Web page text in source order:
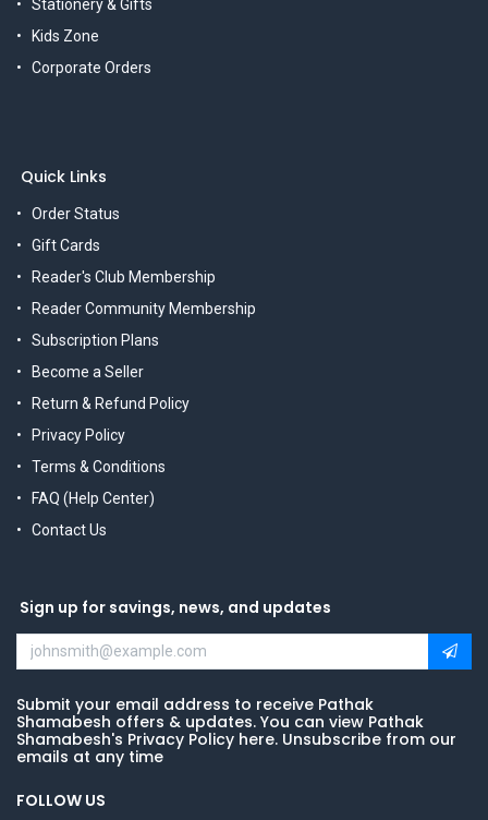
Stationery & Gifts
Kids Zone
Corporate Orders
Quick Links
Order Status
Gift Cards
Reader's Club Membership
Reader Community Membership
Subscription Plans
Become a Seller
Return & Refund Policy
Privacy Policy
Terms & Conditions
FAQ (Help Center)
Contact Us
Sign up for savings, news, and updates
Submit your email address to receive Pathak
Shamabesh offers & updates. You can view Pathak
Shamabesh's Privacy Policy here. Unsubscribe from our
emails at any time
FOLLOW US